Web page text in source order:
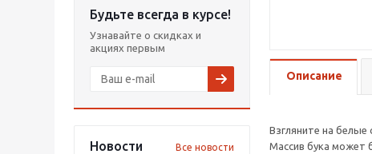
Будьте всегда в курсе!
Узнавайте о скидках и
акциях первым
Новости Все новости
Описание
Взгляните на белые
Массив бука может